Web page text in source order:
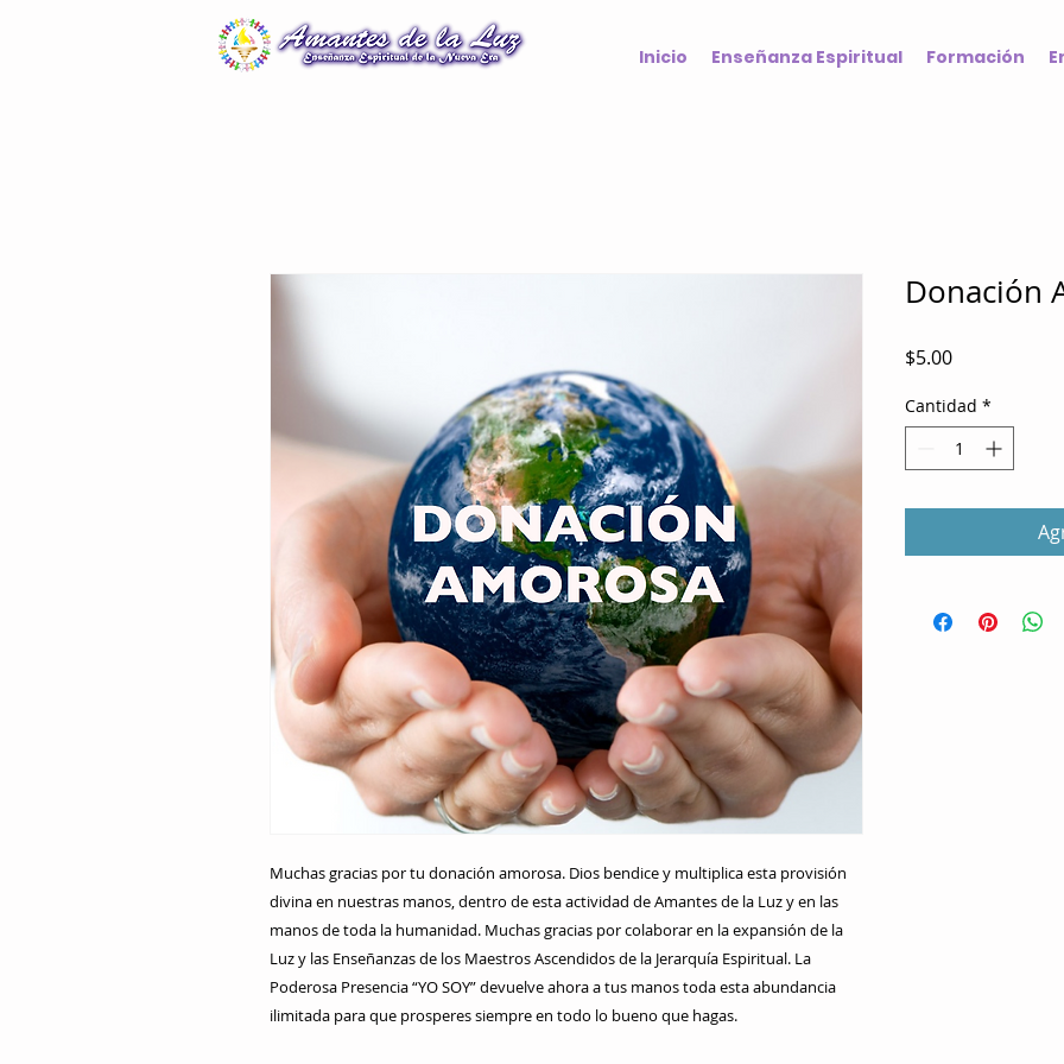
Inicio Enseñanza Espiritual Formación
Muchas gracias por tu donación amorosa. Dios bendice y multiplica esta provisión
divina en nuestras manos, dentro de esta actividad de Amantes de la Luz y en las
manos de toda la humanidad. Muchas gracias por colaborar en la expansión de la
Luz y las Enseñanzas de los Maestros Ascendidos de la Jerarquía Espiritual. La
Poderosa Presencia “YO SOY” devuelve ahora a tus manos toda esta abundancia
ilimitada para que prosperes siempre en todo lo bueno que hagas.
Donación
$5.00Precio
Cantidad *